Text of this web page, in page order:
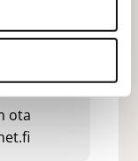
ota